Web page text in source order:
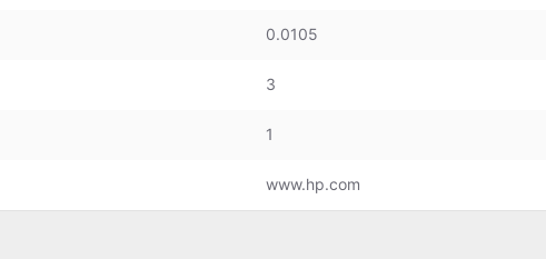
0.0105
3
1
www.hp.com